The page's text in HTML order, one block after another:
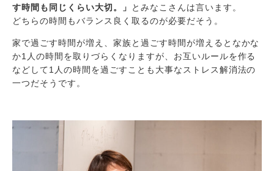
す時間も同じくらい大切。」
とみなこさんは言います。
どちらの時間もバランス良く取るのが必要だそう。
家で過ごす時間が増え、家族と過ごす時間が増えるとなかな
か1人の時間を取りづらくなりますが、お互いルールを作る
などして1人の時間を過ごすことも大事なストレス解消法の
一つだそうです。